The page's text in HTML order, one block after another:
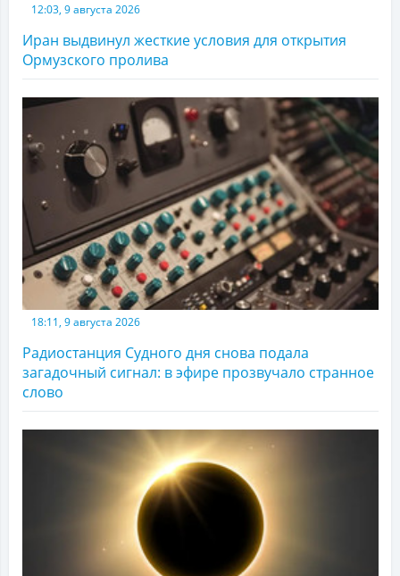
12:03, 9 августа 2026
Иран выдвинул жесткие условия для открытия
Ормузского пролива
18:11, 9 августа 2026
Радиостанция Судного дня снова подала
загадочный сигнал: в эфире прозвучало странное
слово